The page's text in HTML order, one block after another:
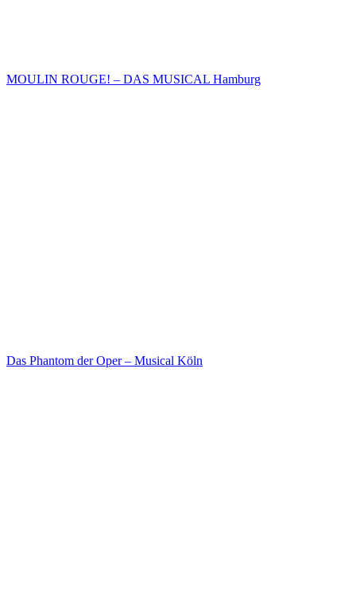
MOULIN ROUGE! – DAS MUSICAL Hamburg
Das Phantom der Oper – Musical Köln